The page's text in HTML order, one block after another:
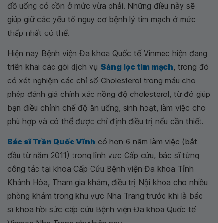
đồ uống có cồn ở mức vừa phải. Những điều này sẽ
giúp giữ các yếu tố nguy cơ bệnh lý tim mạch ở mức
thấp nhất có thể.
Hiện nay Bệnh viện Đa khoa Quốc tế Vinmec hiện đang
triển khai các gói dịch vụ Sàng lọc tim mạch, trong đó
có xét nghiệm các chỉ số Cholesterol trong máu cho
phép đánh giá chính xác nồng độ cholesterol, từ đó giúp
bạn điều chỉnh chế độ ăn uống, sinh hoạt, làm việc cho
phù hợp và có thể được chỉ định điều trị nếu cần thiết.
Bác sĩ Trần Quốc Vĩnh có hơn 6 năm làm việc (bắt
đầu từ năm 2011) trong lĩnh vực Cấp cứu, bác sĩ từng
công tác tại khoa Cấp Cứu Bệnh viện Đa khoa Tỉnh
Khánh Hòa, Tham gia khám, điều trị Nội khoa cho nhiều
phòng khám trong khu vực Nha Trang trước khi là bác
sĩ khoa hồi sức cấp cứu Bệnh viện Đa khoa Quốc tế